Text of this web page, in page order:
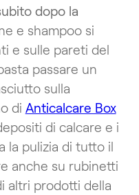
dopo la
e shampoo si
e sulle pareti del
passare un
sulla
di Anticalcare Box
di calcare e i
la pulizia di tutto il
anche su rubinetti
altri prodotti della